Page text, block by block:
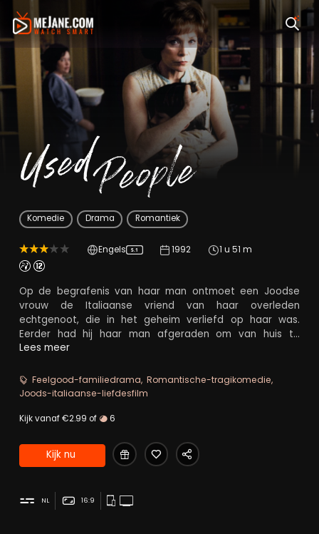
Used People
Komedie Drama Romantiek
Engels 5.1 1992 1 u 51 m
Op de begrafenis van haar man ontmoet een Joodse
vrouw de Italiaanse vriend van haar overleden
echtgenoot, die in het geheim verliefd op haar was.
Eerder had hij haar man afgeraden om van huis te
vertrekken, wat tot spanningen leidt tussen haar en haar
Lees meer
Feelgood-familiedrama Romantische-tragikomedie
Joods-italiaanse-liefdesfilm
Kijk vanaf €2.99 of 6
Kijk nu
NL 16:9